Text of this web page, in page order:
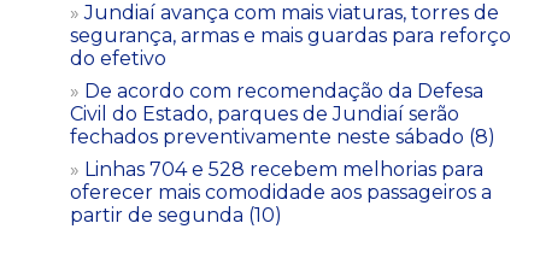
Jundiaí avança com mais viaturas, torres de
segurança, armas e mais guardas para reforço
do efetivo
De acordo com recomendação da Defesa
Civil do Estado, parques de Jundiaí serão
fechados preventivamente neste sábado (8)
Linhas 704 e 528 recebem melhorias para
oferecer mais comodidade aos passageiros a
partir de segunda (10)